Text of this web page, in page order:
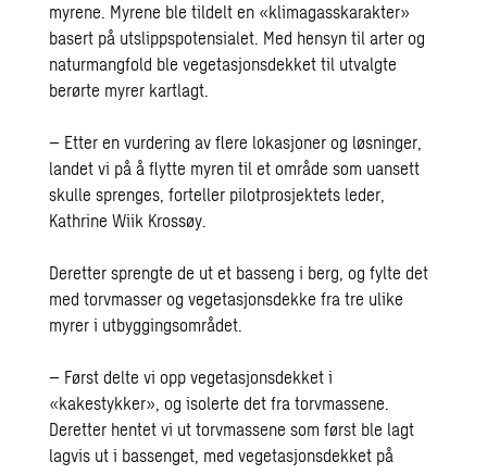
myrene. Myrene ble tildelt en «klimagasskarakter»
basert på utslippspotensialet. Med hensyn til arter og
naturmangfold ble vegetasjonsdekket til utvalgte
berørte myrer kartlagt.
– Etter en vurdering av flere lokasjoner og løsninger,
landet vi på å flytte myren til et område som uansett
skulle sprenges, forteller pilotprosjektets leder,
Kathrine Wiik Krossøy.
Deretter sprengte de ut et basseng i berg, og fylte det
med torvmasser og vegetasjonsdekke fra tre ulike
myrer i utbyggingsområdet.
– Først delte vi opp vegetasjonsdekket i
«kakestykker», og isolerte det fra torvmassene.
Deretter hentet vi ut torvmassene som først ble lagt
lagvis ut i bassenget, med vegetasjonsdekket på